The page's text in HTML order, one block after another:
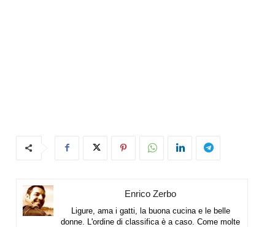
Enrico Zerbo
Ligure, ama i gatti, la buona cucina e le belle
donne. L'ordine di classifica è a caso. Come molte